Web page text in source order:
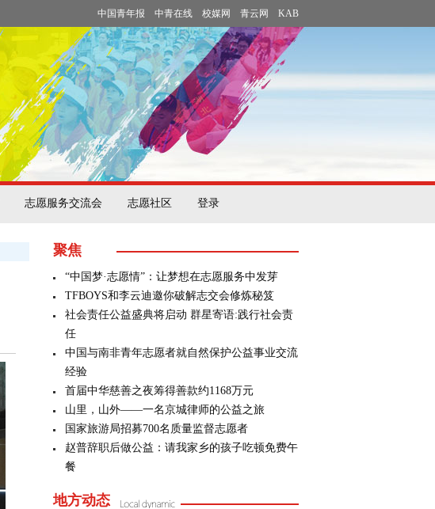
中国青年报 中青在线 校媒网 青云网 KAB
志愿服务交流会 志愿社区 登录
聚焦
“中国梦·志愿情”：让梦想在志愿服务中发芽
TFBOYS和李云迪邀你破解志交会修炼秘笈
社会责任公益盛典将启动 群星寄语:践行社会责
任
中国与南非青年志愿者就自然保护公益事业交流
经验
首届中华慈善之夜筹得善款约1168万元
山里，山外——一名京城律师的公益之旅
国家旅游局招募700名质量监督志愿者
赵普辞职后做公益：请我家乡的孩子吃顿免费午
餐
地方动态